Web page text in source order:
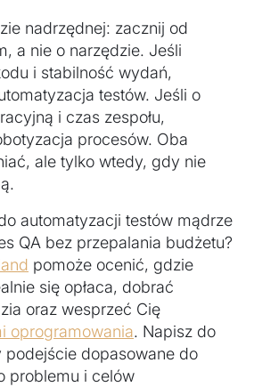
nadrzędnej: zacznij od
a nie o narzędzie. Jeśli
i stabilność wydań,
testów. Jeśli o
i czas zespołu,
procesów. Oba
ale tylko wtedy, gdy nie
automatyzacji testów mądrze
QA bez przepalania budżetu?
pomoże ocenić, gdzie
się opłaca, dobrać
oraz wesprzeć Cię
oprogramowania. Napisz do
podejście dopasowane do
problemu i celów